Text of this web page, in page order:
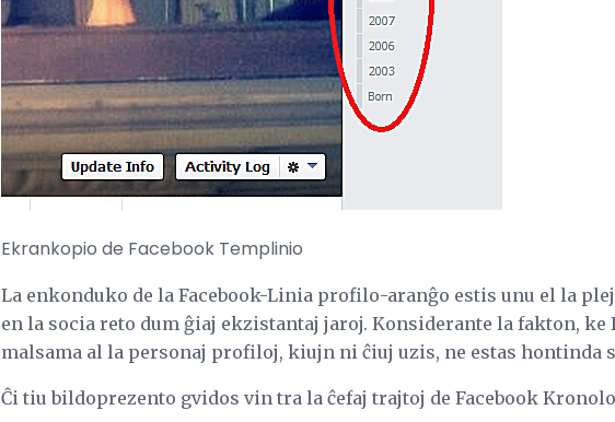
Ekrankopio de Facebook Templinio
La enkonduko de la Facebook-Linia profilo-aranĝo estis unu el la
en la socia reto dum ĝiaj ekzistantaj jaroj. Konsiderante la fakton, ke
malsama al la personaj profiloj, kiujn ni ĉiuj uzis, ne estas hontinda
Ĉi tiu bildoprezento gvidos vin tra la ĉefaj trajtoj de Facebook